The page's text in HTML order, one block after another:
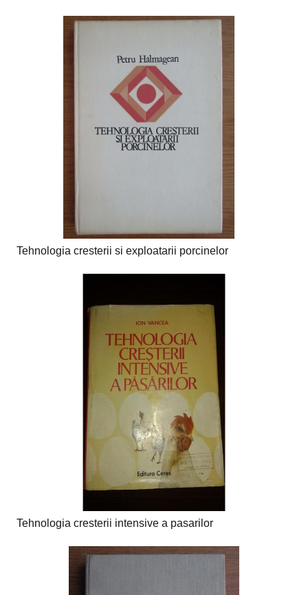
Tehnologia cresterii si exploatarii porcinelor
Tehnologia cresterii intensive a pasarilor